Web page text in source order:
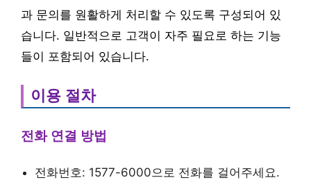
과 문의를 원활하게 처리할 수 있도록 구성되어 있
습니다. 일반적으로 고객이 자주 필요로 하는 기능
들이 포함되어 있습니다.
이용 절차
전화 연결 방법
전화번호: 1577-6000으로 전화를 걸어주세요.